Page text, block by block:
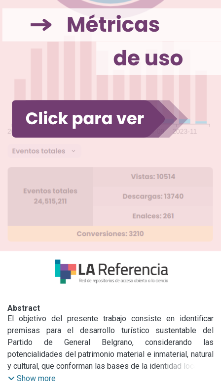
Abstract
El objetivo del presente trabajo consiste en identificar
premisas para el desarrollo turístico sustentable del
Partido de General Belgrano, considerando las
potencialidades del patrimonio material e inmaterial, natural
y cultural, que conforman las bases de la identidad local.
En el escenario actual referido a la conservación y gestión
Show more